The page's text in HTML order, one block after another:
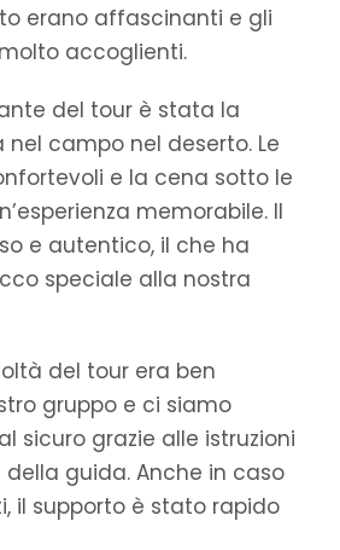
erano affascinanti e gli
accoglienti.
del tour è stata la
campo nel deserto. Le
e la cena sotto le
memorabile. Il
e autentico, il che ha
speciale alla nostra
del tour era ben
gruppo e ci siamo
sicuro grazie alle istruzioni
della guida. Anche in caso
il supporto è stato rapido